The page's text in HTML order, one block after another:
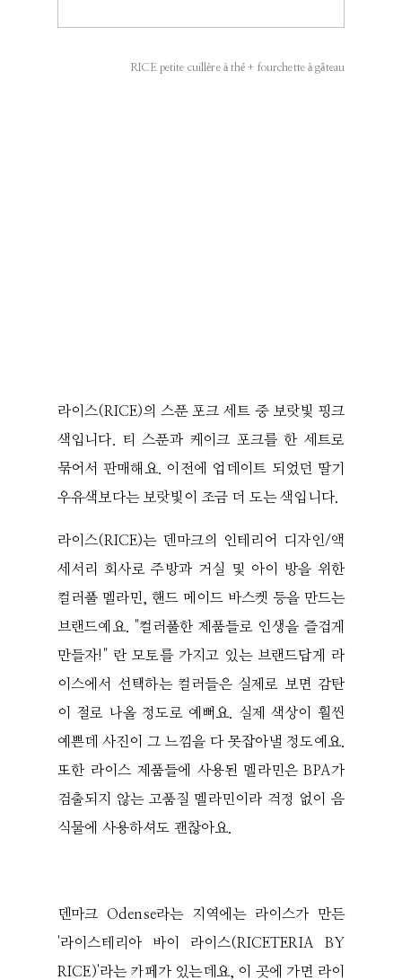
RICE petite cuillère à thé + fourchette à gâteau
라이스(RICE)의 스푼 포크 세트 중 보랏빛 핑크
색입니다. 티 스푼과 케이크 포크를 한 세트로
묶어서 판매해요. 이전에 업데이트 되었던 딸기
우유색보다는 보랏빛이 조금 더 도는 색입니다.
라이스(RICE)는 덴마크의 인테리어 디자인/액
세서리 회사로 주방과 거실 및 아이 방을 위한
컬러풀 멜라민, 핸드 메이드 바스켓 등을 만드는
브랜드예요. "컬러풀한 제품들로 인생을 즐겁게
만들자!" 란 모토를 가지고 있는 브랜드답게 라
이스에서 선택하는 컬러들은 실제로 보면 감탄
이 절로 나올 정도로 예뻐요. 실제 색상이 훨씬
예쁜데 사진이 그 느낌을 다 못잡아낼 정도예요.
또한 라이스 제품들에 사용된 멜라민은 BPA가
검출되지 않는 고품질 멜라민이라 걱정 없이 음
식물에 사용하셔도 괜찮아요.
덴마크 Odense라는 지역에는 라이스가 만든
'라이스테리아 바이 라이스(RICETERIA BY
RICE)'라는 카페가 있는데요, 이 곳에 가면 라이